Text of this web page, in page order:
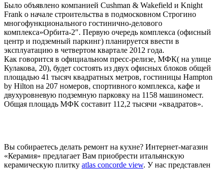
Было объявлено компанией Cushman & Wakefield и Knight
Frank о начале строительства в подмосковном Строгино
многофункционального гостинично-делового
комплекса»Орбита-2″. Первую очередь комплекса (офисный
центр и подземный паркинг) планируется ввести в
эксплуатацию в четвертом квартале 2012 года.
Как говорится в официальном пресс-релизе, МФК( на улице
Кулакова, 20), будет состоять из двух офисных блоков общей
площадью 41 тысяч квадратных метров, гостиницы Hampton
by Hilton на 207 номеров, спортивного комплекса, кафе и
двухуровневую подземную парковку на 1158 машиномест.
Общая площадь МФК составит 112,2 тысячи «квадратов».
Вы собираетесь делать ремонт на кухне? Интернет-магазин
«Керамия» предлагает Вам приобрести итальянскую
керамическую плитку atlas concorde view. У нас представлен